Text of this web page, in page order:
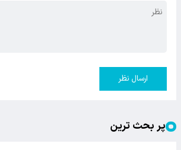
ارسال نظر
پر بحث ترین